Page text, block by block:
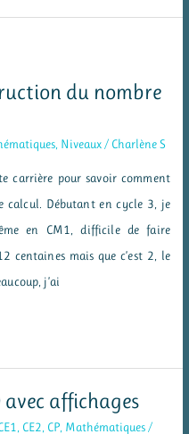
du nombre
, Niveaux/ Charlène S
carrière pour savoir comment
calcul. Débutant en cycle 3, je
en CM1, difficile de faire
centaines mais que c’est 2, le
j’ai
avec affichages
CE2 CP Mathématiques /